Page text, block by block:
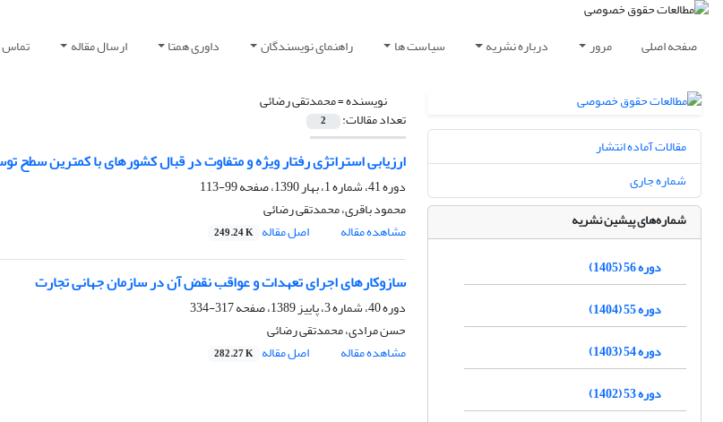
صفحه اصلی مرور درباره نشریه سیاست ها راهنمای نویسندگان داوری همتا ارسال مقاله تماس
نویسنده =محمدتقی رضائی
تعداد مقالات: 2
ارزیابی استراتژی رفتار ویژه و متفاوت در قبال کشورهای با کمترین سطح
دوره 41، شماره 1، بهار 1390، صفحه
99-113
محمود باقری، محمدتقی رضائی
مشاهده مقاله
اصل مقاله 249.24 K
سازوکارهای اجرای تعهدات و عواقب نقض آن در سازمان جهانی تجارت
دوره 40، شماره 3، پاییز 1389، صفحه
317-334
حسن مرادی، محمدتقی رضائی
مشاهده مقاله
اصل مقاله 282.27 K
مقالات آماده انتشار
شماره جاری
شماره‌های پیشین نشریه
دوره 56 (1405)
دوره 55 (1404)
دوره 54 (1403)
دوره 53 (1402)